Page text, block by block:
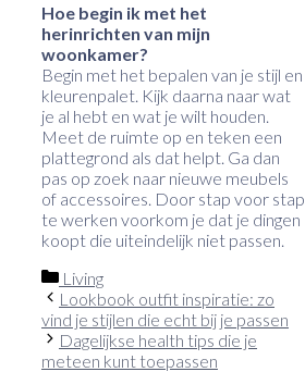
Hoe begin ik met het
herinrichten van mijn
woonkamer?
Begin met het bepalen van je stijl en
kleurenpalet. Kijk daarna naar wat
je al hebt en wat je wilt houden.
Meet de ruimte op en teken een
plattegrond als dat helpt. Ga dan
pas op zoek naar nieuwe meubels
of accessoires. Door stap voor stap
te werken voorkom je dat je dingen
koopt die uiteindelijk niet passen.
Categorieën
Living
Lookbook outfit inspiratie: zo
vind je stijlen die echt bij je passen
Dagelijkse health tips die je
meteen kunt toepassen